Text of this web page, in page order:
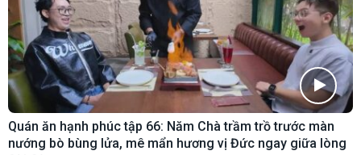
Quán ăn hạnh phúc tập 66: Năm Chà trầm trồ trước màn
nướng bò bùng lửa, mê mẩn hương vị Đức ngay giữa lòng